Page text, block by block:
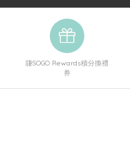
賺SOGO Rewards積分換禮
券